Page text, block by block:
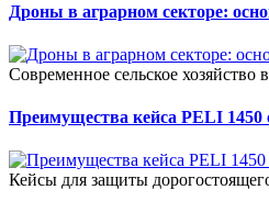
Дроны в аграрном секторе:
Современное сельское
Преимущества кейса PELI 1450
Кейсы для защиты